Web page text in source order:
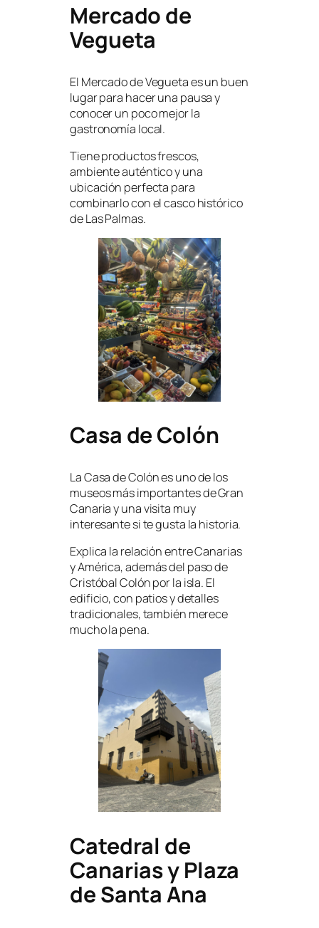
Mercado de
Vegueta
El Mercado de Vegueta es un buen
lugar para hacer una pausa y
conocer un poco mejor la
gastronomía local.
Tiene productos frescos,
ambiente auténtico y una
ubicación perfecta para
combinarlo con el casco histórico
de Las Palmas.
Casa de Colón
La Casa de Colón es uno de los
museos más importantes de Gran
Canaria y una visita muy
interesante si te gusta la historia.
Explica la relación entre Canarias
y América, además del paso de
Cristóbal Colón por la isla. El
edificio, con patios y detalles
tradicionales, también merece
mucho la pena.
Catedral de
Canarias y Plaza
de Santa Ana